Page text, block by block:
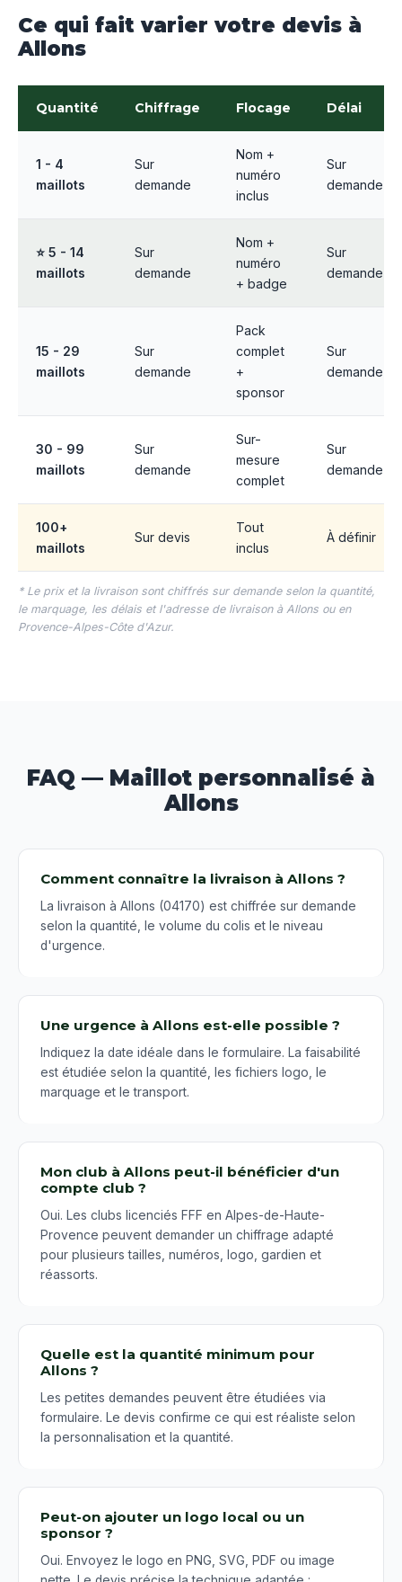
Ce qui fait varier votre devis à
Allons
Quantité Chiffrage Flocage Délai
1 - 4
maillots
Sur
demande
Nom +
numéro
inclus
Sur
demande
⭐ 5 - 14
maillots
Sur
demande
Nom +
numéro
+ badge
Sur
demande
15 - 29
maillots
Sur
demande
Pack
complet
+
sponsor
Sur
demande
30 - 99
maillots
Sur
demande
Sur-
mesure
complet
Sur
demande
100+
maillots
Sur devis
Tout
inclus
À définir
* Le prix et la livraison sont chiffrés sur demande selon la quantité,
le marquage, les délais et l'adresse de livraison à Allons ou en
Provence-Alpes-Côte d'Azur.
FAQ — Maillot personnalisé à
Allons
Comment connaître la livraison à Allons ?
La livraison à Allons (04170) est chiffrée sur demande
selon la quantité, le volume du colis et le niveau
d'urgence.
Une urgence à Allons est-elle possible ?
Indiquez la date idéale dans le formulaire. La faisabilité
est étudiée selon la quantité, les fichiers logo, le
marquage et le transport.
Mon club à Allons peut-il bénéficier d'un
compte club ?
Oui. Les clubs licenciés FFF en Alpes-de-Haute-
Provence peuvent demander un chiffrage adapté
pour plusieurs tailles, numéros, logo, gardien et
réassorts.
Quelle est la quantité minimum pour
Allons ?
Les petites demandes peuvent être étudiées via
formulaire. Le devis confirme ce qui est réaliste selon
la personnalisation et la quantité.
Peut-on ajouter un logo local ou un
sponsor ?
Oui. Envoyez le logo en PNG, SVG, PDF ou image